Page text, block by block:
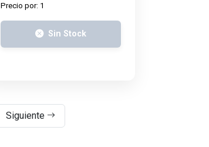
Precio por: 1
Sin Stock
Siguiente